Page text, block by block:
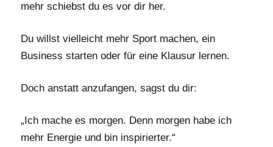
mehr schiebst du es vor dir her.
Du willst vielleicht mehr Sport machen, ein
Business starten oder für eine Klausur lernen.
Doch anstatt anzufangen, sagst du dir:
„Ich mache es morgen. Denn morgen habe ich
mehr Energie und bin inspirierter.“